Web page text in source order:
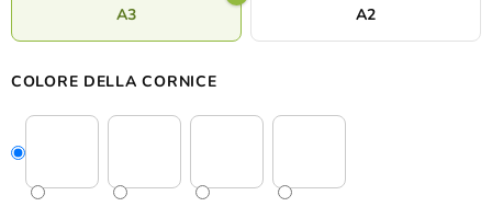
A3 A2
COLORE DELLA CORNICE